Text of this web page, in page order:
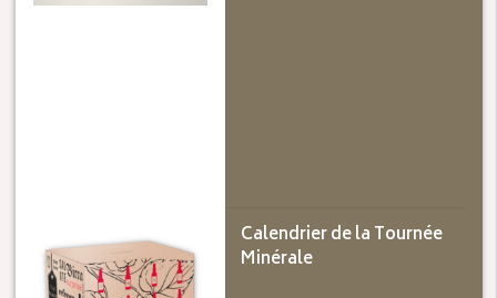
Calendrier de la Tournée
Minérale